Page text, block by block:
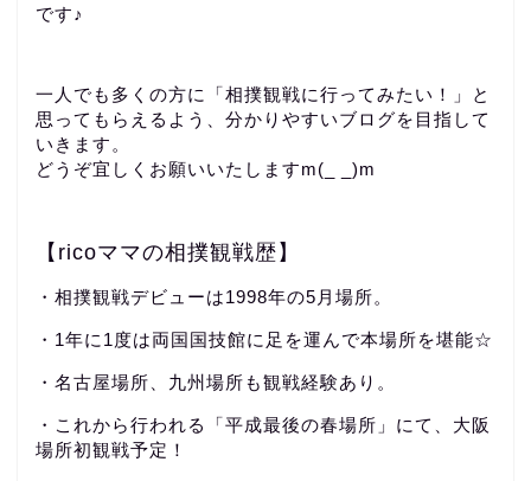
です♪
一人でも多くの方に「相撲観戦に行ってみたい！」と
思ってもらえるよう、分かりやすいブログを目指して
いきます。
どうぞ宜しくお願いいたしますm(_ _)m
【ricoママの相撲観戦歴】
・相撲観戦デビューは1998年の5月場所。
・1年に1度は両国国技館に足を運んで本場所を堪能☆
・名古屋場所、九州場所も観戦経験あり。
・これから行われる「平成最後の春場所」にて、大阪
場所初観戦予定！